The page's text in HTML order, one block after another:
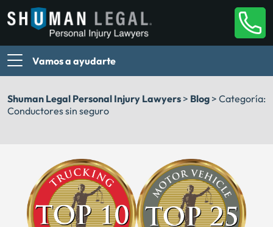
Vamos a ayudarte
Shuman Legal Personal Injury Lawyers > Blog > Categoría:
Conductores sin seguro